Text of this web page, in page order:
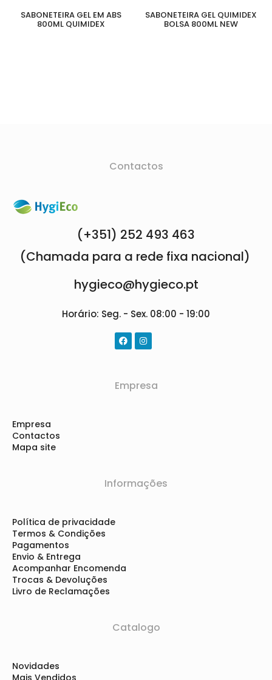
SABONETEIRA GEL EM ABS
800ML QUIMIDEX
SABONETEIRA GEL QUIMIDEX
BOLSA 800ML NEW
Contactos
(+351) 252 493 463
(Chamada para a rede fixa nacional)
hygieco@hygieco.pt
Horário: Seg. - Sex. 08:00 - 19:00
Empresa
Empresa
Contactos
Mapa site
Informações
Política de privacidade
Termos & Condições
Pagamentos
Envio & Entrega
Acompanhar Encomenda
Trocas & Devoluções
Livro de Reclamações
Catalogo
Novidades